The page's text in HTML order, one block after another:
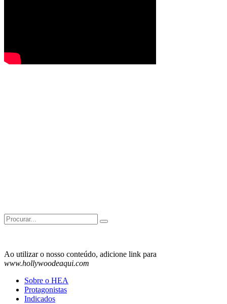
Search
for:
Ao utilizar o nosso conteúdo, adicione link para
www.hollywoodeaqui.com
Sobre o HEA
Protagonistas
Indicados